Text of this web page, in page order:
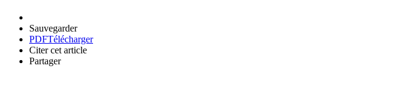
Sauvegarder
PDFTélécharger
Citer cet article
Partager